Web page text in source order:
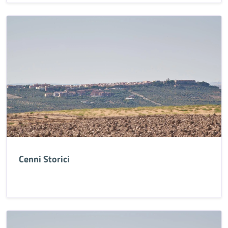
Cenni Storici